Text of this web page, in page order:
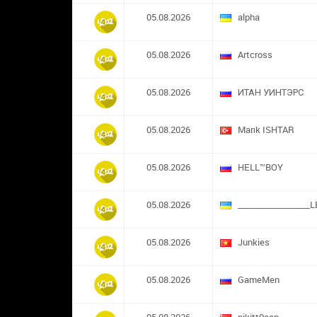
05.08.2026 alpha
05.08.2026 Artcross
05.08.2026 ИТАН УИНТЭРС
05.08.2026 Marık ISHTAR
05.08.2026 HELL™BOY
05.08.2026
05.08.2026 Junkies
05.08.2026 GameMen